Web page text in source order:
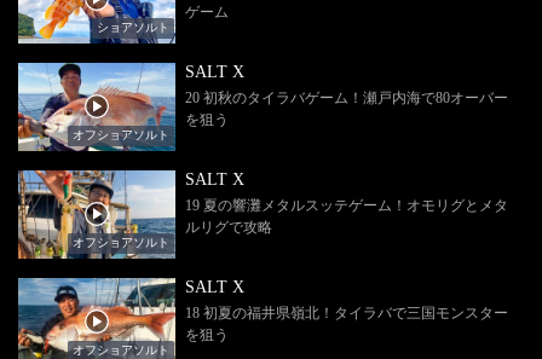
ショアソルト
ゲーム
オフショアソルト
SALT X
20 初秋のタイラバゲーム！瀬戸内海で80オーバー
を狙う
オフショアソルト
SALT X
19 夏の響灘メタルスッテゲーム！オモリグとメタ
ルリグで攻略
オフショアソルト
SALT X
18 初夏の福井県嶺北！タイラバで三国モンスター
を狙う